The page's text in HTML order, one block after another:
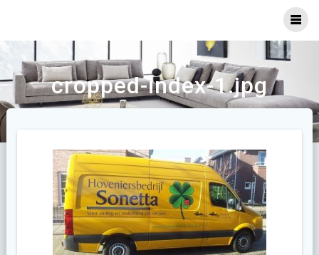
cropped-index-1.jpg